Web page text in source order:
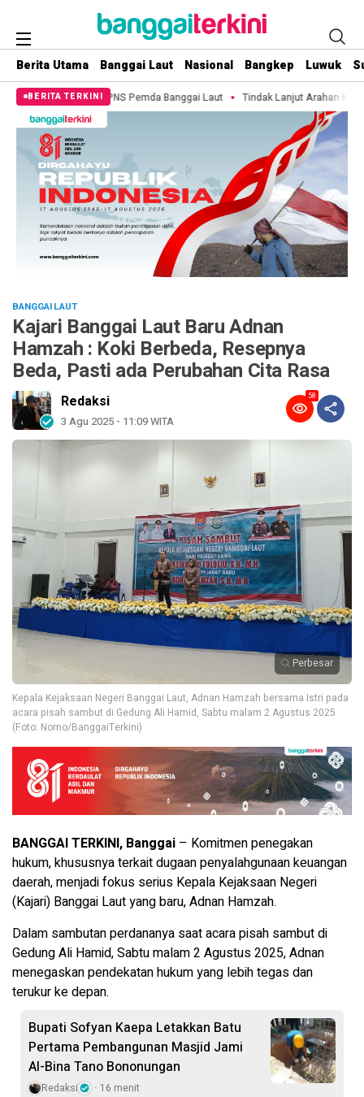
Berita Utama Banggai Laut Nasional Bangkep Luwuk
BERITA TERKINI
Pemda Banggai Laut Tindak Lanjut Arahan KPK, Pemkab Banggai
BANGGAI LAUT
Kajari Banggai Laut Baru Adnan
Hamzah : Koki Berbeda, Resepnya
Beda, Pasti ada Perubahan Cita Rasa
Redaksi
3 Agu 2025 - 11:09 WITA
58
Perbesar
Kepala Kejaksaan Negeri Banggai Laut, Adnan Hamzah bersama Istri pada
acara pisah sambut di Gedung Ali Hamid, Sabtu malam 2 Agustus 2025
(Foto: Nomo/BanggaiTerkini)
BANGGAI TERKINI, Banggai – Komitmen penegakan
hukum, khususnya terkait dugaan penyalahgunaan keuangan
daerah, menjadi fokus serius Kepala Kejaksaan Negeri
(Kajari) Banggai Laut yang baru, Adnan Hamzah.
Dalam sambutan perdananya saat acara pisah sambut di
Gedung Ali Hamid, Sabtu malam 2 Agustus 2025, Adnan
menegaskan pendekatan hukum yang lebih tegas dan
terukur ke depan.
Bupati Sofyan Kaepa Letakkan Batu
Pertama Pembangunan Masjid Jami
Al-Bina Tano Bononungan
Redaksi 16 menit